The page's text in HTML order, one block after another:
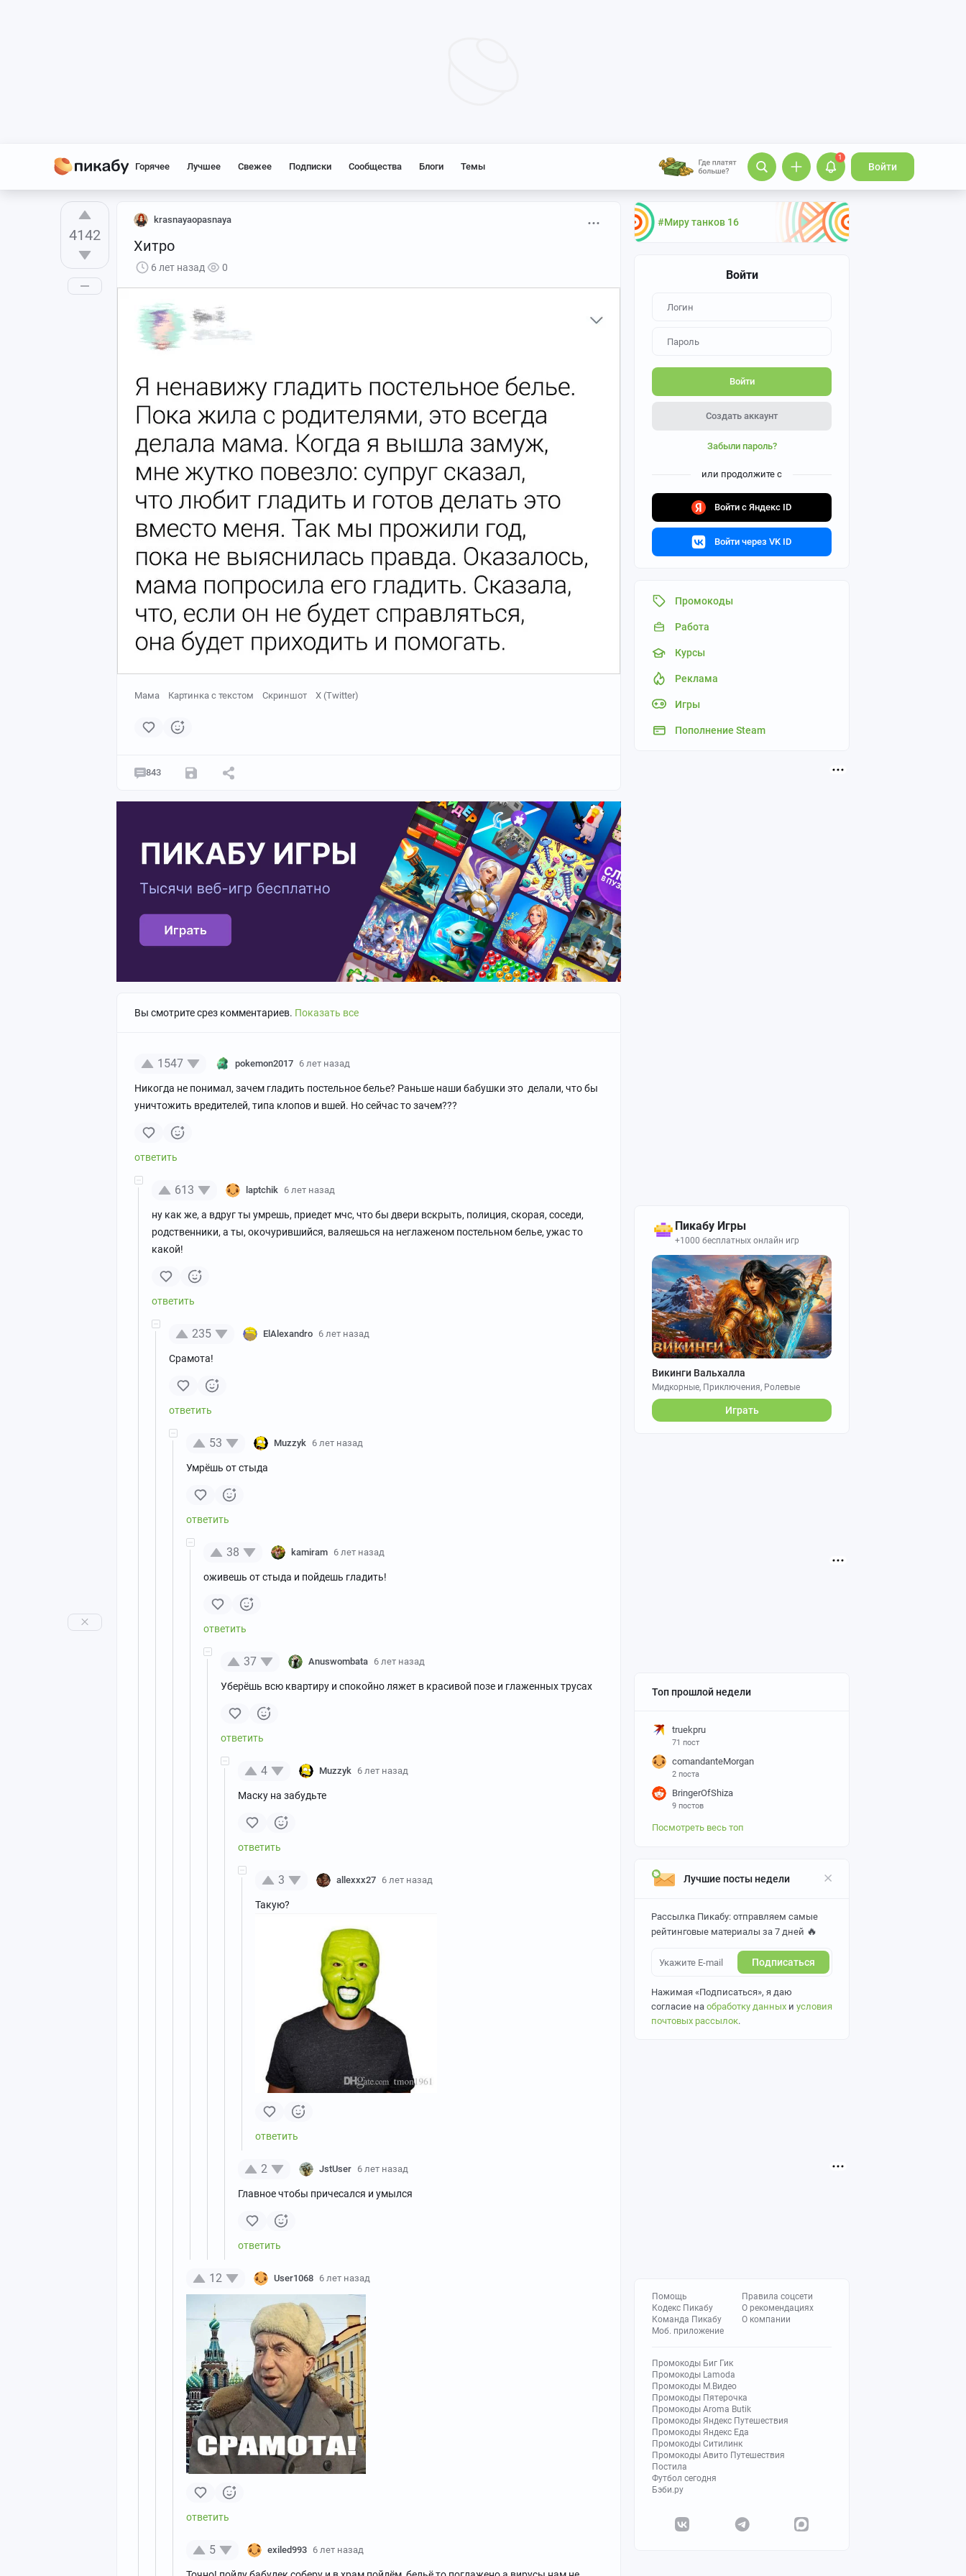
Горячее Лучшее Свежее Подписки Сообщества Блоги Темы
1
Войти
#Миру танков 16
Войти
Войти
Создать аккаунт
Забыли пароль?
или продолжите с
Войти с Яндекс ID
Войти через VK ID
Промокоды
Работа
Курсы
Реклама
Игры
Пополнение Steam
Пикабу Игры
+1000 бесплатных онлайн игр
Викинги Вальхалла
Мидкорные, Приключения, Ролевые
Играть
Топ прошлой недели
truekpru
71 пост
comandanteMorgan
2 поста
BringerOfShiza
9 постов
Посмотреть весь топ
Лучшие посты недели
Рассылка Пикабу: отправляем самые
рейтинговые материалы за 7 дней 🔥
Подписаться
Нажимая «Подписаться», я даю
согласие на обработку данных и условия
почтовых рассылок.
Помощь
Кодекс Пикабу
Команда Пикабу
Моб. приложение
Правила соцсети
О рекомендациях
О компании
Промокоды Биг Гик
Промокоды Lamoda
Промокоды М.Видео
Промокоды Пятерочка
Промокоды Aroma Butik
Промокоды Яндекс Путешествия
Промокоды Яндекс Еда
Промокоды Ситилинк
Промокоды Авито Путешествия
Постила
Футбол сегодня
Бэби.ру
4142
krasnayaopasnaya
Хитро
6 лет назад 0
Мама Картинка с текстом Скриншот X (Twitter)
843
Вы смотрите срез комментариев. Показать все
1547 pokemon2017 6 лет назад
Никогда не понимал, зачем гладить постельное белье? Раньше наши бабушки это делали, что бы
уничтожить вредителей, типа клопов и вшей. Но сейчас то зачем???
613 laptchik 6 лет назад
ну как же, а вдруг ты умрешь, приедет мчс, что бы двери вскрыть, полиция, скорая, соседи,
родственники, а ты, окочурившийся, валяешься на неглаженом постельном белье, ужас то
какой!
235 ElAlexandro 6 лет назад
Срамота!
53 Muzzyk 6 лет назад
Умрёшь от стыда
38 kamiram 6 лет назад
оживешь от стыда и пойдешь гладить!
37 Anuswombata 6 лет назад
Уберёшь всю квартиру и спокойно ляжет в красивой позе и глаженных трусах
4 Muzzyk 6 лет назад
Маску на забудьте
3 allexxx27 6 лет назад
Такую?
2 JstUser 6 лет назад
Главное чтобы причесался и умылся
12 User1068 6 лет назад
5 exiled993 6 лет назад